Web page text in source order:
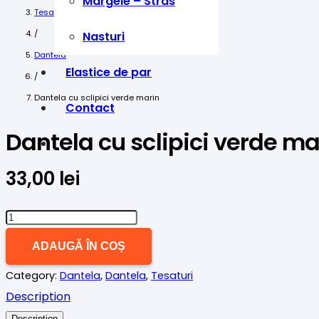
Nasturi
Elastice de par
Contact
Tesaturi
/
Dantela
/
Dantela cu sclipici verde marin
Dantela cu sclipici verde
33,00 lei
Cantitate
Dantela
cu
sclipici
verde
ADAUGĂ ÎN COȘ
Category: Dantela, Dantela, Tesaturi
Description